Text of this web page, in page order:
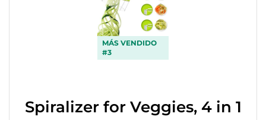
MÁS VENDIDO
#3
Spiralizer for Veggies, 4 in 1